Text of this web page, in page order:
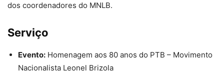
dos coordenadores do MNLB.
Serviço
Evento: Homenagem aos 80 anos do PTB – Movimento
Nacionalista Leonel Brizola